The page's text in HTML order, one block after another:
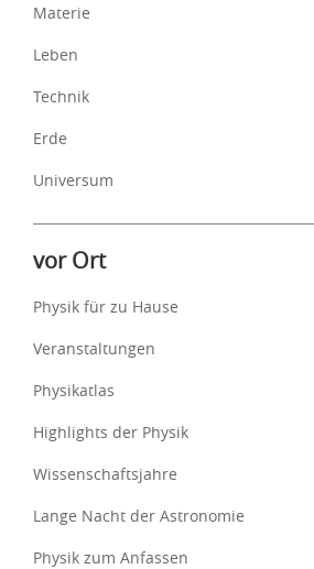
Materie
Leben
Technik
Erde
Universum
vor Ort
Physik für zu Hause
Veranstaltungen
Physikatlas
Highlights der Physik
Wissenschaftsjahre
Lange Nacht der Astronomie
Physik zum Anfassen